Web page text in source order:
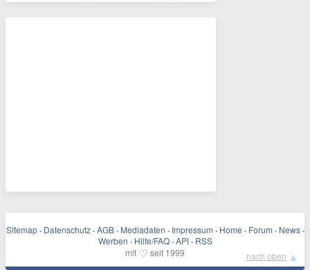
Sitemap · Datenschutz · AGB · Mediadaten · Impressum · Home · Forum · News ·
Werben · Hilfe/FAQ · API · RSS
mit ♡ seit 1999 nach oben ▲